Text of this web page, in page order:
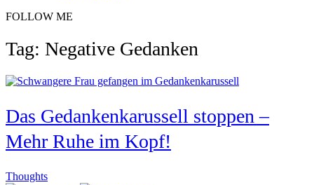
FOLLOW ME
Tag: Negative Gedanken
Das Gedankenkarussell stoppen –
Mehr Ruhe im Kopf!
Thoughts